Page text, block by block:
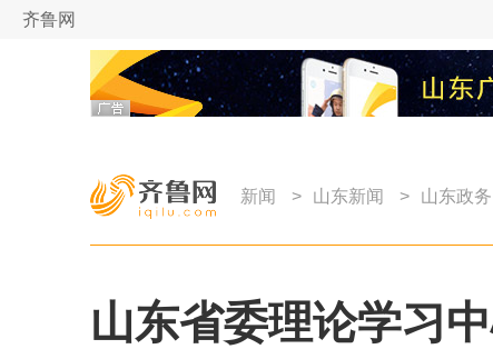
齐鲁网
新闻 > 山东新闻 > 山东政务
山东省委理论学习